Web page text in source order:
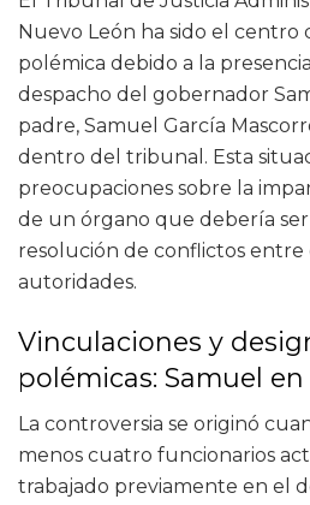
Nuevo León ha sido el centro
polémica debido a la
despacho del gobernador
padre, Samuel García
dentro del tribunal. Esta
preocupaciones sobre la
de un órgano que debería
resolución de conflictos entre
autoridades.
Vinculaciones y
polémicas: Samuel en
La controversia se originó
menos cuatro funcionarios
trabajado previamente en el